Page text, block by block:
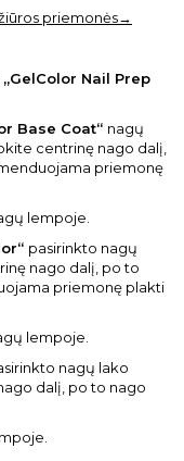
priemonės→
„GelColor Nail Prep
Base Coat“ nagų
centrinę nago dalį,
priemonę
lempoje.
pasirinkto nagų
nago dalį, po to
priemonę plakti
lempoje.
nagų lako
dalį, po to nago